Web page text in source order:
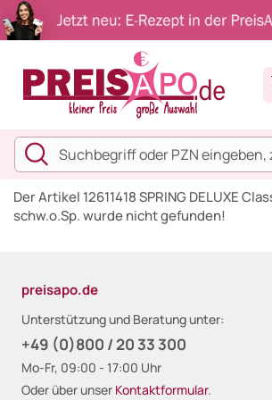
Der Artikel 12611418 SPRING DELUXE
schw.o.Sp. wurde nicht gefunden!
preisapo.de
Unterstützung und Beratung unter:
+49 (0)800 / 20 33 300
Mo-Fr, 09:00 - 17:00 Uhr
Oder über unser Kontaktformular.